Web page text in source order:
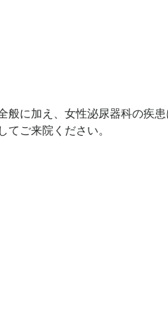
般に加え、女性泌尿器科の疾
ご来院ください。